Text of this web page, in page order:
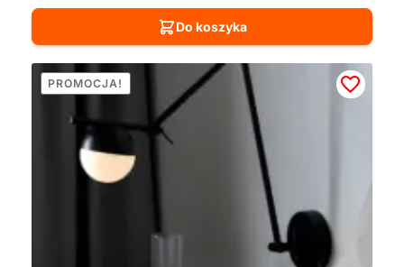
Do koszyka
PROMOCJA!